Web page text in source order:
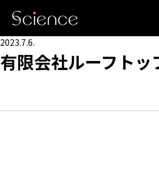
2023.7.6.
有限会社ルーフトッ